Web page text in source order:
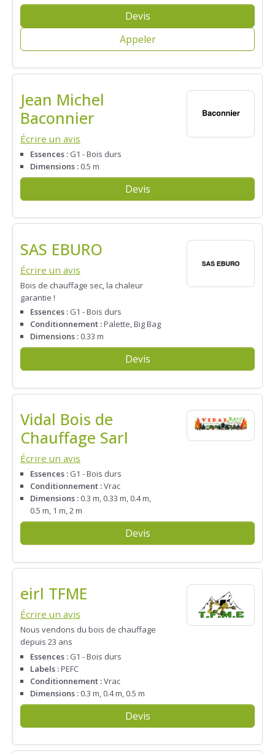
Devis
Appeler
Jean Michel
Baconnier
Écrire un avis
Essences : G1 - Bois durs
Dimensions : 0.5 m
Devis
SAS EBURO
Écrire un avis
Bois de chauffage sec, la chaleur
garantie !
Essences : G1 - Bois durs
Conditionnement :Palette, Big Bag
Dimensions : 0.33 m
Devis
Vidal Bois de
Chauffage Sarl
Écrire un avis
Essences : G1 - Bois durs
Conditionnement :Vrac
Dimensions : 0.3 m, 0.33 m, 0.4 m,
0.5 m, 1 m, 2 m
Devis
eirl TFME
Écrire un avis
Nous vendons du bois de chauffage
depuis 23 ans
Essences : G1 - Bois durs
Labels :PEFC
Conditionnement :Vrac
Dimensions : 0.3 m, 0.4 m, 0.5 m
Devis